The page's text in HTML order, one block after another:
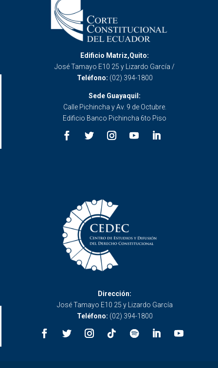
Edificio Matriz,Quito:
José Tamayo E10 25 y Lizardo García /
Teléfono: (02) 394-1800
Sede Guayaquil:
Calle Pichincha y Av. 9 de Octubre.
Edificio Banco Pichincha 6to Piso
Dirección:
José Tamayo E10 25 y Lizardo García
Teléfono: (02) 394-1800